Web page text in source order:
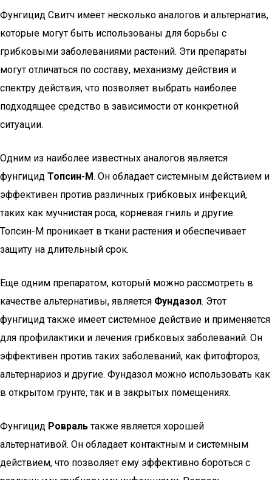
Фунгицид Свитч имеет несколько аналогов и альтернатив,
которые могут быть использованы для борьбы с
грибковыми заболеваниями растений. Эти препараты
могут отличаться по составу, механизму действия и
спектру действия, что позволяет выбрать наиболее
подходящее средство в зависимости от конкретной
ситуации.
Одним из наиболее известных аналогов является
фунгицид Топсин-М. Он обладает системным действием и
эффективен против различных грибковых инфекций,
таких как мучнистая роса, корневая гниль и другие.
Топсин-М проникает в ткани растения и обеспечивает
защиту на длительный срок.
Еще одним препаратом, который можно рассмотреть в
качестве альтернативы, является Фундазол. Этот
фунгицид также имеет системное действие и применяется
для профилактики и лечения грибковых заболеваний. Он
эффективен против таких заболеваний, как фитофтороз,
альтернариоз и другие. Фундазол можно использовать как
в открытом грунте, так и в закрытых помещениях.
Фунгицид Ровральтакже является хорошей
альтернативой. Он обладает контактным и системным
действием, что позволяет ему эффективно бороться с